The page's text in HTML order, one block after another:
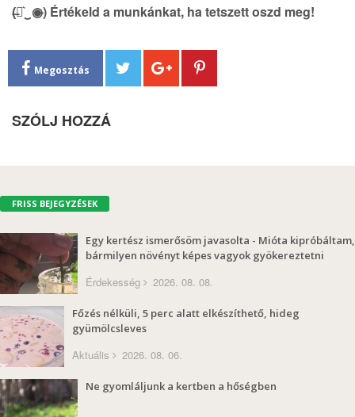
(̶◉͛‿◉̶) Értékeld a munkánkat, ha tetszett oszd meg!
Megosztás
SZÓLJ HOZZÁ
FRISS BEJEGYZÉSEK
Egy kertész ismerősöm javasolta - Mióta kipróbáltam,
bármilyen növényt képes vagyok gyökereztetni
Érdekesség 2026. 08. 08.
Főzés nélküli, 5 perc alatt elkészíthető, hideg
gyümölcsleves
Aktuális 2026. 08. 06.
Ne gyomláljunk a kertben a hőségben